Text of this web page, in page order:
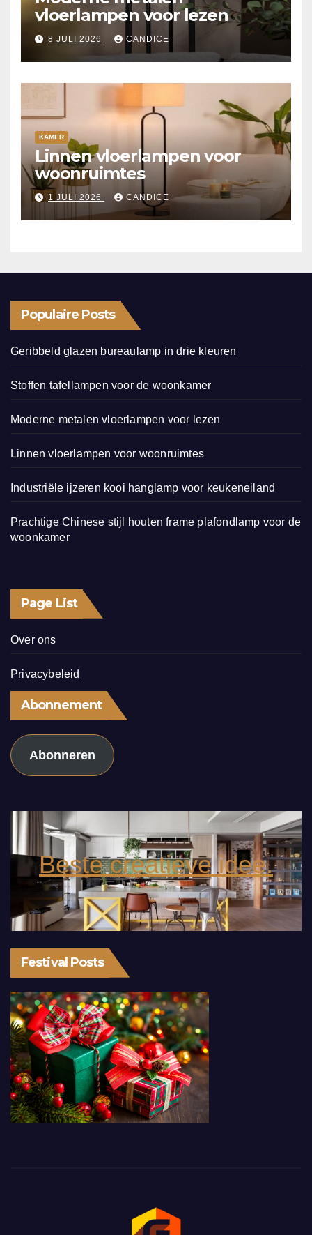
vloerlampen voor lezen
8 JULI 2026 CANDICE
KAMER
Linnen vloerlampen voor
woonruimtes
1 JULI 2026 CANDICE
Populaire Posts
Geribbeld glazen bureaulamp in drie kleuren
Stoffen tafellampen voor de woonkamer
Moderne metalen vloerlampen voor lezen
Linnen vloerlampen voor woonruimtes
Industriële ijzeren kooi hanglamp voor keukeneiland
Prachtige Chinese stijl houten frame plafondlamp voor de
woonkamer
Page List
Over ons
Privacybeleid
Abonnement
Abonneren
Beste creatieve idee.
Festival Posts